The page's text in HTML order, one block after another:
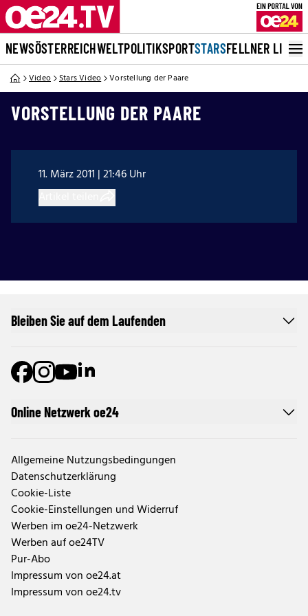
NEWSÖSTERREICHWELTPOLITIKSPORTSTARSFELLNER LIVE
Video Stars Video Vorstellung der Paare
VORSTELLUNG DER PAARE
11. März 2011 | 21:46 Uhr
Online Netzwerk oe24
Allgemeine Nutzungsbedingungen
Datenschutzerklärung
Cookie-Liste
Cookie-Einstellungen und Widerruf
Werben im oe24-Netzwerk
Werben auf oe24TV
Pur-Abo
Impressum von oe24.at
Impressum von oe24.tv
Bleiben Sie auf dem Laufenden